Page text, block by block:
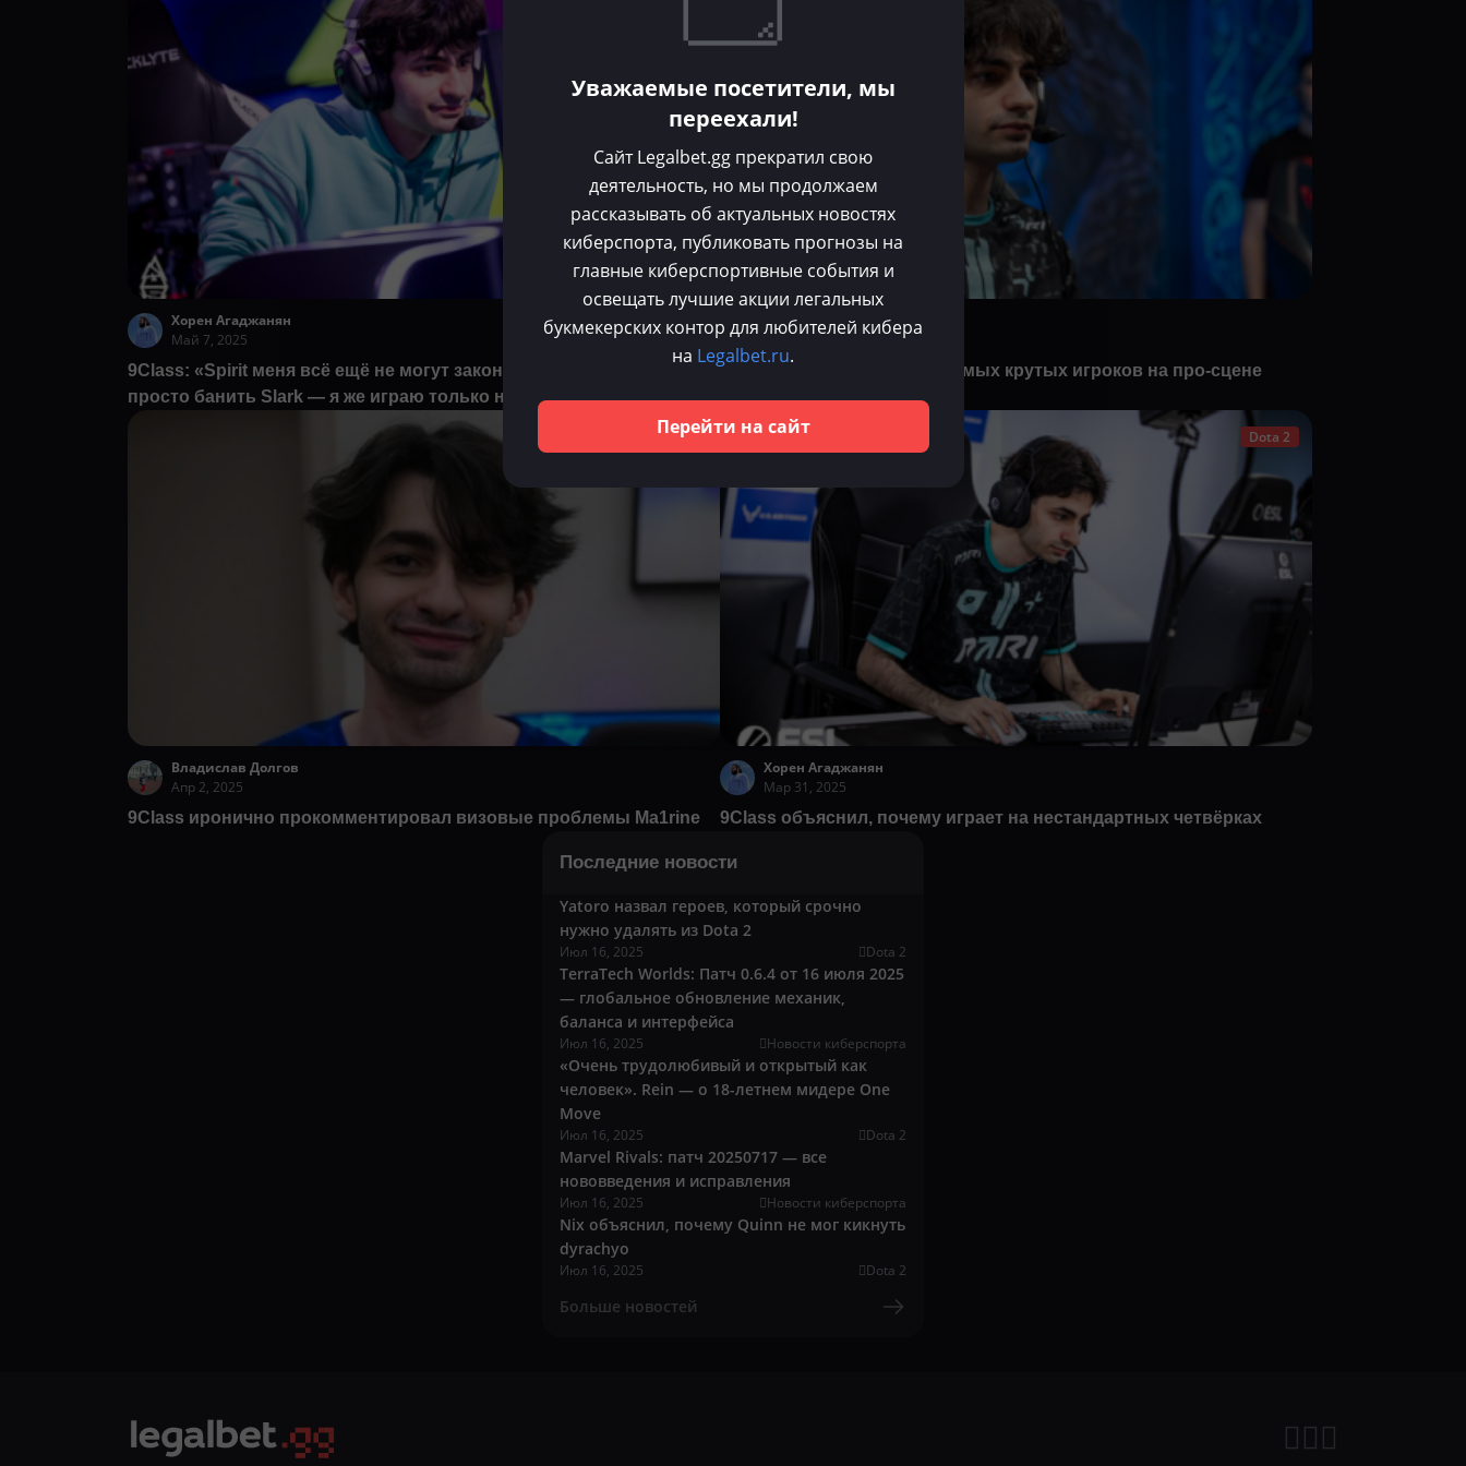
Хорен Агаджанян
Май 7, 2025
9Class: «Spirit меня всё ещё не могут законтрить, так что стоит
просто банить Slark — я же играю только на нём»
Хорен Агаджанян
Май 7, 2025
INSaNiA: «9Class один из самых крутых игроков на про-сцене
прямо сейчас»
Dota 2
Владислав Долгов
Апр 2, 2025
9Class иронично прокомментировал визовые проблемы Ma1rine
Dota 2
Хорен Агаджанян
Мар 31, 2025
9Class объяснил, почему играет на нестандартных четвёрках
Последние новости
Yatoro назвал героев, который срочно
нужно удалять из Dota 2
Июл 16, 2025 Dota 2
TerraTech Worlds: Патч 0.6.4 от 16 июля 2025
— глобальное обновление механик,
баланса и интерфейса
Июл 16, 2025 Новости киберспорта
«Очень трудолюбивый и открытый как
человек». Rein — о 18-летнем мидере One
Move
Июл 16, 2025 Dota 2
Marvel Rivals: патч 20250717 — все
нововведения и исправления
Июл 16, 2025 Новости киберспорта
Nix объяснил, почему Quinn не мог кикнуть
dyrachyo
Июл 16, 2025 Dota 2
Больше новостей
Уважаемые посетители, мы
переехали!
Сайт Legalbet.gg прекратил свою
деятельность, но мы продолжаем
рассказывать об актуальных новостях
киберспорта, публиковать прогнозы на
главные киберспортивные события и
освещать лучшие акции легальных
букмекерских контор для любителей кибера
на Legalbet.ru.
Перейти на сайт